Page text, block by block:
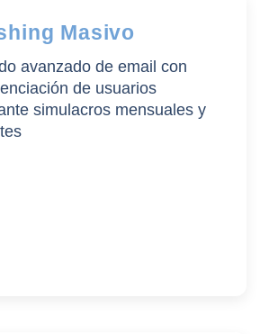
Masivo
avanzado de email con
de usuarios
simulacros mensuales y